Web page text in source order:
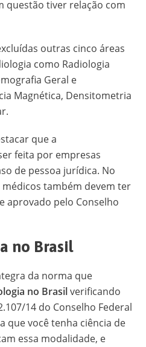
questão tiver relação com
outras cinco áreas
como Radiologia
Geral e
Magnética, Densitometria
que a
feita por empresas
de pessoa jurídica. No
médicos também devem ter
aprovado pelo Conselho
no Brasil
da norma que
no Brasilverificando
14 do Conselho Federal
que você tenha ciência de
essa modalidade, e